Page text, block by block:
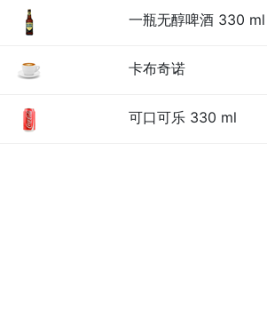
一瓶无醇啤酒 330 ml
卡布奇诺
可口可乐 330 ml